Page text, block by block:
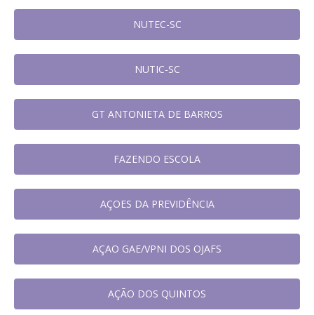
NUTEC-SC
NUTIC-SC
GT ANTONIETA DE BARROS
FAZENDO ESCOLA
AÇOES DA PREVIDÊNCIA
AÇAO GAE/VPNI DOS OJAFS
AÇÃO DOS QUINTOS